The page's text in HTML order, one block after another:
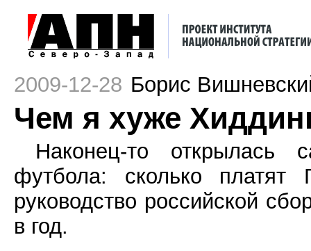
2009-12-28 Борис
Чем я хуже
Наконец-то открылась
футбола: сколько платят
руководство российской
в год.